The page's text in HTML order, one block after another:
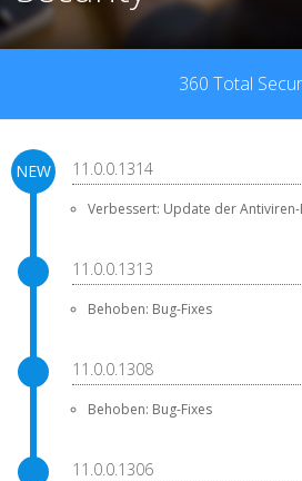
360 Total
11.0.0.1314
Verbessert: Update der Antiviren-
11.0.0.1313
Behoben: Bug-Fixes
11.0.0.1308
Behoben: Bug-Fixes
11.0.0.1306